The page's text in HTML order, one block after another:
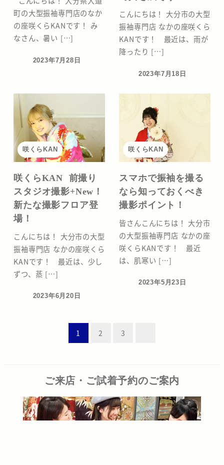
町の大型振袖専門店のなか
の座咲くらKANです！ み
なさん、暑い […]
投稿日
2023年7月28日
こんにちは！ 大分市の大型
振袖専門店 なかの座咲くら
KANです！ 最近は、雨が
降ったり […]
投稿日
2023年7月18日
咲くらKAN
咲くらKAN 前撮り
スタジオ撮影+New！
新たな撮影フロア登
場！
こんにちは！ 大分市の大型
振袖専門店 なかの座咲くら
KANです！ 最近は、少し
ずつ、蒸 […]
投稿日
2023年6月20日
咲くらKAN
スマホで振袖を撮る
なら知っておくべき
撮影ポイント！
皆さんこんにちは！ 大分市
の大型振袖専門店 なかの座
咲くらKANです！ 最近
は、肌寒い […]
投稿日
2023年5月23日
ジ
送
1 2 3
ご来店・ご試着予約のご案内